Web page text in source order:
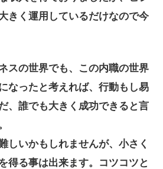
きく運用しているだけなので今
スの世界でも、この内職の世界
なったと考えれば、行動もし易
、誰でも大きく成功できると言
しいかもしれませんが、小さく
得る事は出来ます。コツコツと